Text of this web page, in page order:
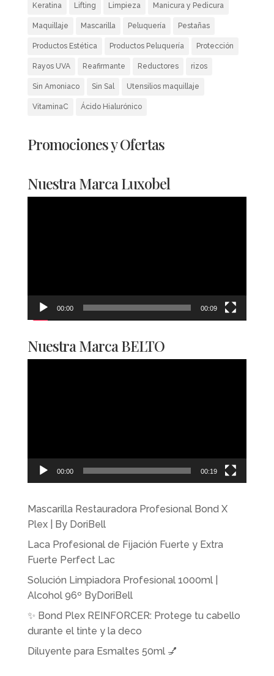
Keratina Lifting Limpieza Manicura y Pedicura
Maquillaje Mascarilla Peluquería Pestañas
Productos Estética Productos Peluquería Protección
Rayos UVA Reafirmante Reductores rizos
Sin Amoniaco Sin Sal Utensilios maquillaje
VitaminaC Ácido Hialurónico
Promociones y Ofertas
Nuestra Marca Luxobel
00:00 00:09
Nuestra Marca BELTO
00:00 00:19
Mascarilla Restauradora Profesional Bond X
Plex | By DoriBell
Laca Profesional de Fijación Fuerte y Extra
Fuerte Perfect Lac
Solución Limpiadora Profesional 1000ml |
Alcohol 96º ByDoriBell
✨ Bond Plex REINFORCER: Protege tu cabello
durante el tinte y la deco
Diluyente para Esmaltes 50ml 💅